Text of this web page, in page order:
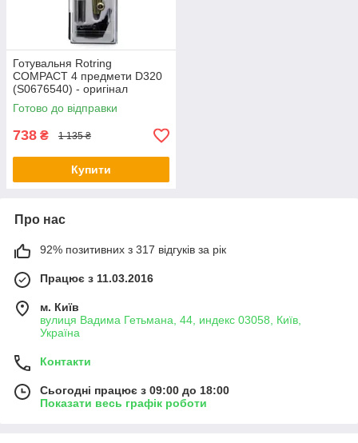
Готувальня Rotring
COMPACT 4 предмети D320
(S0676540) - оригінал
Готово до відправки
738 ₴ 1 135 ₴
Купити
Про нас
92% позитивних з 317 відгуків за рік
Працює з 11.03.2016
м. Київ
вулиця Вадима Гетьмана, 44, индекс 03058, Київ,
Україна
Контакти
Сьогодні працює з 09:00 до 18:00
Показати весь графік роботи